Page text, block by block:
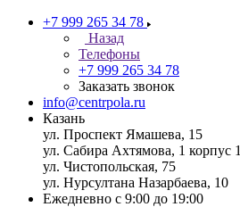
+7 999 265 34 78
Назад
Телефоны
+7 999 265 34 78
Заказать звонок
info@centrpola.ru
Казань
ул. Проспект Ямашева, 15
ул. Сабира Ахтямова, 1 корпус 1
ул. Чистопольская, 75
ул. Нурсултана Назарбаева, 10
Ежедневно с 9:00 до 19:00